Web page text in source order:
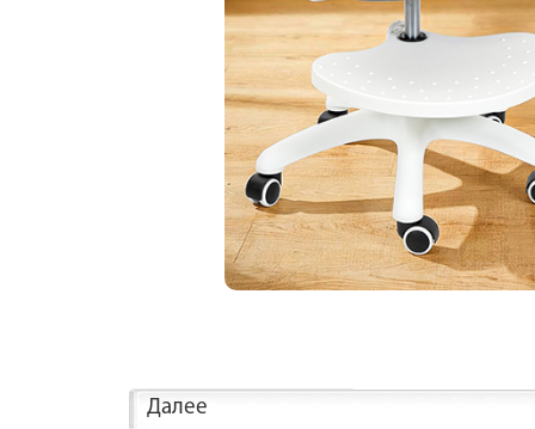
Далее